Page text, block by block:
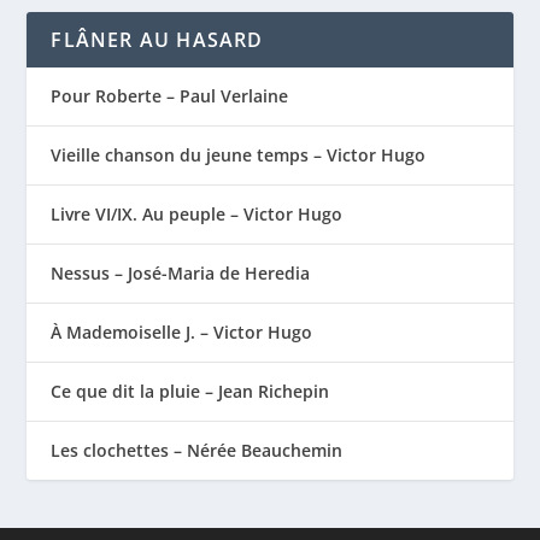
FLÂNER AU HASARD
Pour Roberte – Paul Verlaine
Vieille chanson du jeune temps – Victor Hugo
Livre VI/IX. Au peuple – Victor Hugo
Nessus – José-Maria de Heredia
À Mademoiselle J. – Victor Hugo
Ce que dit la pluie – Jean Richepin
Les clochettes – Nérée Beauchemin